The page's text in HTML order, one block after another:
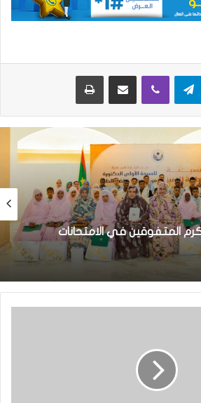
تيلقرام ڤايبر مشاركة عبر البريد طباعة
المتفوقين في الامتحانات